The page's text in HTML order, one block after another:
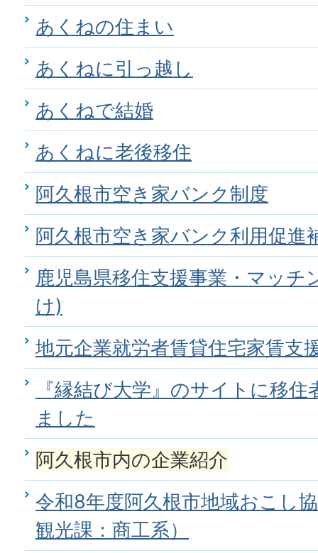
あくねの住まい
あくねに引っ越し
あくねで結婚
あくねに老後移住
阿久根市空き家バンク制度
阿久根市空き家バンク利用促進
鹿児島県移住支援事業・マッチ
け)
地元企業就労者賃貸住宅家賃支
『縁結び大学』のサイトに移
ました
阿久根市内の企業紹介
令和8年度阿久根市地域おこし
観光課：商工系）